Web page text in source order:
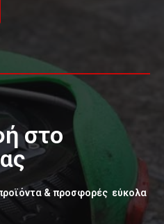
στο
& προσφορές εύκολα